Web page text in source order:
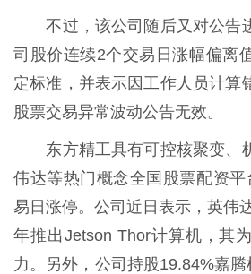
不过，该公司随后又对公告
司股价连续2个交易日涨幅偏离
定标准，并表示因工作人员计算
股票交易异常波动公告无效。
东方精工具有可控核聚变、
伟达等热门概念全国股票配资
易日涨停。公司近日表示，英伟
年推出Jetson Thor计算机，其
力。另外，公司持股19.84%嘉